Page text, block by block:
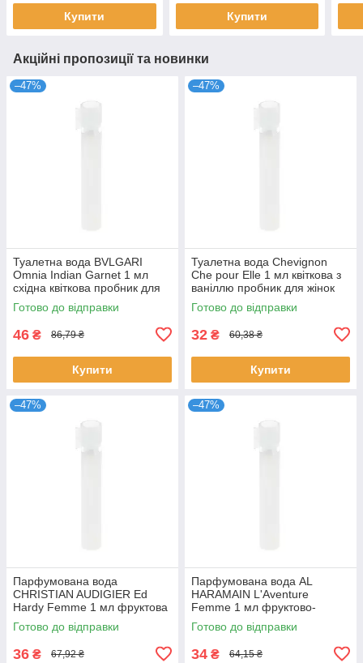
Купити Купити
Акційні пропозиції та новинки
–47%
Туалетна вода BVLGARI
Omnia Indian Garnet 1 мл
східна квіткова пробник для
жінок розпив парфумів
Булгарі
Готово до відправки
46 ₴ 86,79 ₴
Купити
–47%
Туалетна вода Chevignon
Che pour Elle 1 мл квіткова з
ваніллю пробник для жінок
розпив парфумів Шевіньйон
Готово до відправки
32 ₴ 60,38 ₴
Купити
–47%
Парфумована вода
CHRISTIAN AUDIGIER Ed
Hardy Femme 1 мл фруктова
квіткова для жінок пробник
розпив Крістіан
Готово до відправки
36 ₴ 67,92 ₴
–47%
Парфумована вода AL
HARAMAIN L'Aventure
Femme 1 мл фруктово-
квіткова стійка для жінок
розпив Аль Харамейн
Готово до відправки
34 ₴ 64,15 ₴